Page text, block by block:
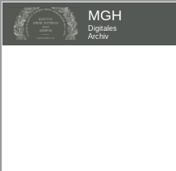
MGH
Digitales
Archiv